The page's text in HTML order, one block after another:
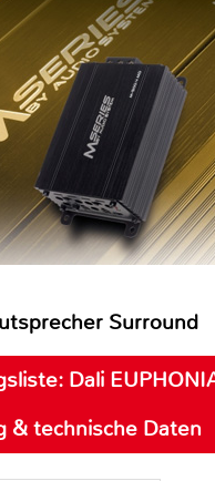
Surround
Dali
& technische Daten